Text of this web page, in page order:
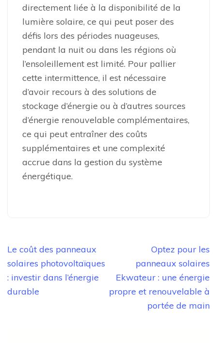
directement liée à la disponibilité de la
lumière solaire, ce qui peut poser des
défis lors des périodes nuageuses,
pendant la nuit ou dans les régions où
l’ensoleillement est limité. Pour pallier
cette intermittence, il est nécessaire
d’avoir recours à des solutions de
stockage d’énergie ou à d’autres sources
d’énergie renouvelable complémentaires,
ce qui peut entraîner des coûts
supplémentaires et une complexité
accrue dans la gestion du système
énergétique.
Navigation
de
l’article
Le coût des panneaux
solaires photovoltaïques
: investir dans l’énergie
durable
Optez pour les
panneaux solaires
Ekwateur : une énergie
propre et renouvelable à
portée de main